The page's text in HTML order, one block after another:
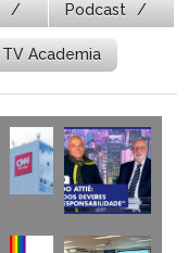
Podcast
TV Academia